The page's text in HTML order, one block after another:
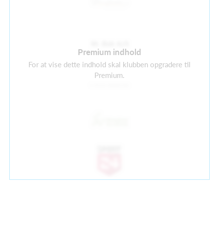
Premium indhold
For at vise dette indhold skal klubben opgradere til
Premium.